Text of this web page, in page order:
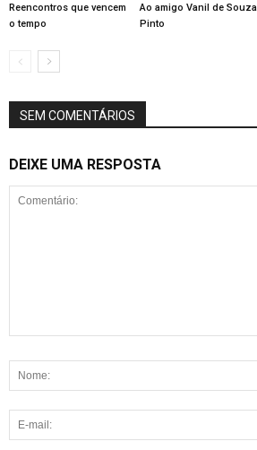
Reencontros que vencem
o tempo
Ao amigo Vanil de Souza
Pinto
SEM COMENTÁRIOS
DEIXE UMA RESPOSTA